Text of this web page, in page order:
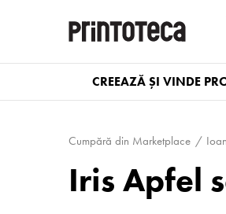
CREEAZĂ ȘI VINDE
Cumpără din Marketplace
Iris Apfel